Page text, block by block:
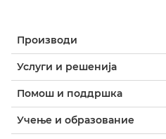
Производи
Услуги и решенија
Помош и поддршка
Учење и образование